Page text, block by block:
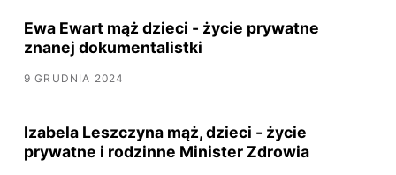
Ewa Ewart mąż dzieci - życie prywatne
znanej dokumentalistki
9 GRUDNIA 2024
Izabela Leszczyna mąż, dzieci - życie
prywatne i rodzinne Minister Zdrowia